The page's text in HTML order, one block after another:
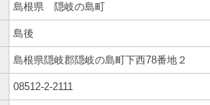
島根県 隠岐の島町
島後
島根県隠岐郡隠岐の島町下西78番地２
08512-2-2111